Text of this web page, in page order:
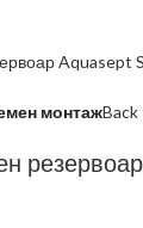
монтаж